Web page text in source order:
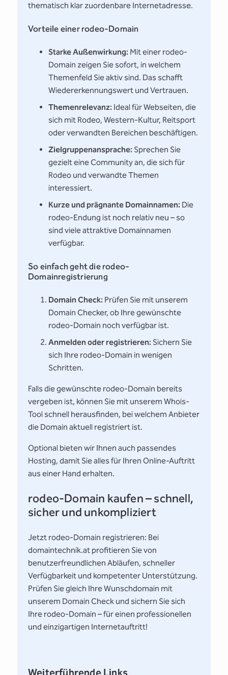
thematisch klar zuordenbare Internetadresse.
Vorteile einer rodeo-Domain
Starke Außenwirkung: Mit einer rodeo-
Domain zeigen Sie sofort, in welchem
Themenfeld Sie aktiv sind. Das schafft
Wiedererkennungswert und Vertrauen.
Themenrelevanz: Ideal für Webseiten, die
sich mit Rodeo, Western-Kultur, Reitsport
oder verwandten Bereichen beschäftigen.
Zielgruppenansprache: Sprechen Sie
gezielt eine Community an, die sich für
Rodeo und verwandte Themen
interessiert.
Kurze und prägnante Domainnamen: Die
rodeo-Endung ist noch relativ neu – so
sind viele attraktive Domainnamen
verfügbar.
So einfach geht die rodeo-
Domainregistrierung
Domain Check: Prüfen Sie mit unserem
Domain Checker, ob Ihre gewünschte
rodeo-Domain noch verfügbar ist.
Anmelden oder registrieren: Sichern Sie
sich Ihre rodeo-Domain in wenigen
Schritten.
Falls die gewünschte rodeo-Domain bereits
vergeben ist, können Sie mit unserem Whois-
Tool schnell herausfinden, bei welchem Anbieter
die Domain aktuell registriert ist.
Optional bieten wir Ihnen auch passendes
Hosting, damit Sie alles für Ihren Online-Auftritt
aus einer Hand erhalten.
rodeo-Domain kaufen – schnell,
sicher und unkompliziert
Jetzt rodeo-Domain registrieren: Bei
domaintechnik.at profitieren Sie von
benutzerfreundlichen Abläufen, schneller
Verfügbarkeit und kompetenter Unterstützung.
Prüfen Sie gleich Ihre Wunschdomain mit
unserem Domain Check und sichern Sie sich
Ihre rodeo-Domain – für einen professionellen
und einzigartigen Internetauftritt!
Weiterführende Links